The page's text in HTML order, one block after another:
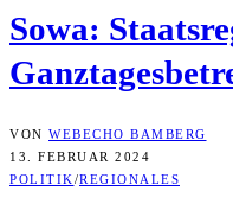
Sowa:
VON WEBECHO BAMBERG
13. FEBRUAR 2024
POLITIK/REGIONALES